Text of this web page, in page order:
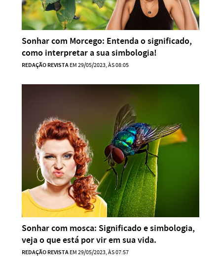
Sonhar com Morcego: Entenda o significado,
como interpretar a sua simbologia!
REDAÇÃO REVISTAEM 29/05/2023, ÀS 08:05
Sonhar com mosca: Significado e simbologia,
veja o que está por vir em sua vida.
REDAÇÃO REVISTAEM 29/05/2023, ÀS 07:57